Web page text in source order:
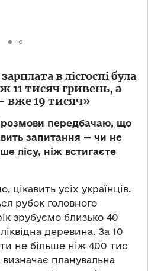
в лісгоспі була
11 тисяч гривень, а
вже 19 тисяч»
розмови передбачаю, що
запитання — чи не
лісу, ніж встигаєте
цікавить усіх українців.
рубок головного
зрубуємо близько 40
деревина. За 10
не більше ніж 400 тис
визначає планувальна